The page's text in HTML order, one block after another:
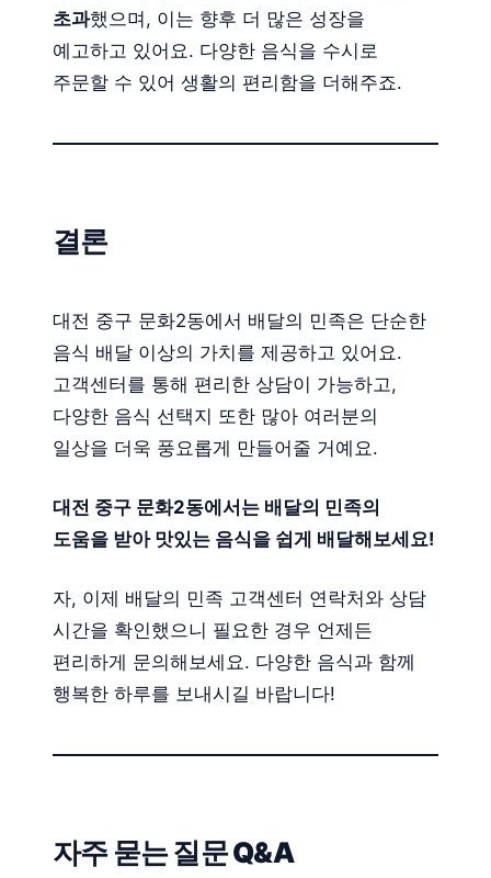
초과했으며, 이는 향후 더 많은 성장을
예고하고 있어요. 다양한 음식을 수시로
주문할 수 있어 생활의 편리함을 더해주죠.
결론
대전 중구 문화2동에서 배달의 민족은 단순한
음식 배달 이상의 가치를 제공하고 있어요.
고객센터를 통해 편리한 상담이 가능하고,
다양한 음식 선택지 또한 많아 여러분의
일상을 더욱 풍요롭게 만들어줄 거예요.
대전 중구 문화2동에서는 배달의 민족의
도움을 받아 맛있는 음식을 쉽게 배달해보세요!
자, 이제 배달의 민족 고객센터 연락처와 상담
시간을 확인했으니 필요한 경우 언제든
편리하게 문의해보세요. 다양한 음식과 함께
행복한 하루를 보내시길 바랍니다!
자주 묻는 질문 Q&A